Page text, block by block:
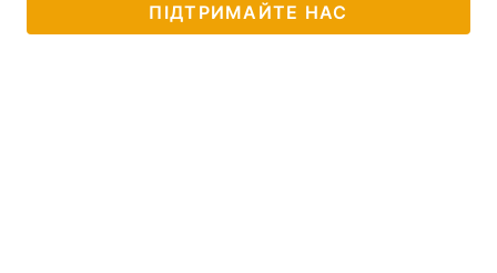
ПІДТРИМАЙТЕ НАС